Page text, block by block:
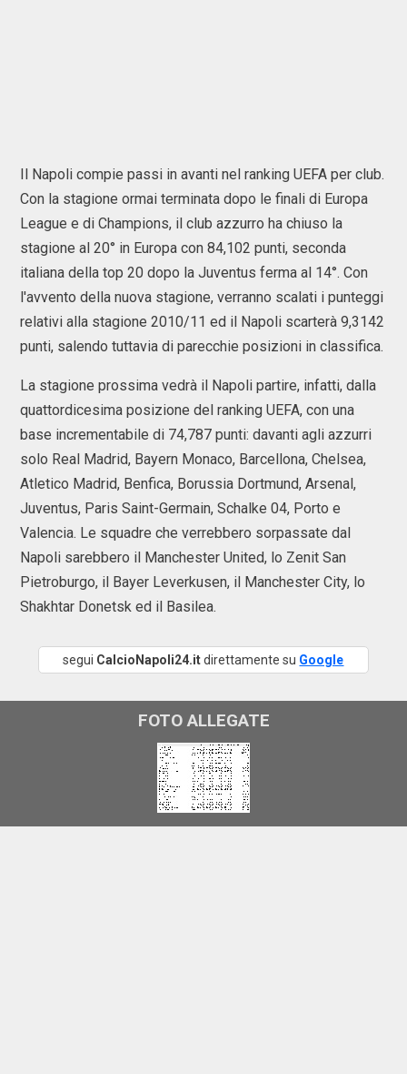
Il Napoli compie passi in avanti nel ranking UEFA per club.
Con la stagione ormai terminata dopo le finali di Europa
League e di Champions, il club azzurro ha chiuso la
stagione al 20° in Europa con 84,102 punti, seconda
italiana della top 20 dopo la Juventus ferma al 14°. Con
l'avvento della nuova stagione, verranno scalati i punteggi
relativi alla stagione 2010/11 ed il Napoli scarterà 9,3142
punti, salendo tuttavia di parecchie posizioni in classifica.
La stagione prossima vedrà il Napoli partire, infatti, dalla
quattordicesima posizione del ranking UEFA, con una
base incrementabile di 74,787 punti: davanti agli azzurri
solo Real Madrid, Bayern Monaco, Barcellona, Chelsea,
Atletico Madrid, Benfica, Borussia Dortmund, Arsenal,
Juventus, Paris Saint-Germain, Schalke 04, Porto e
Valencia. Le squadre che verrebbero sorpassate dal
Napoli sarebbero il Manchester United, lo Zenit San
Pietroburgo, il Bayer Leverkusen, il Manchester City, lo
Shakhtar Donetsk ed il Basilea.
segui CalcioNapoli24.itdirettamente su Google
FOTO ALLEGATE